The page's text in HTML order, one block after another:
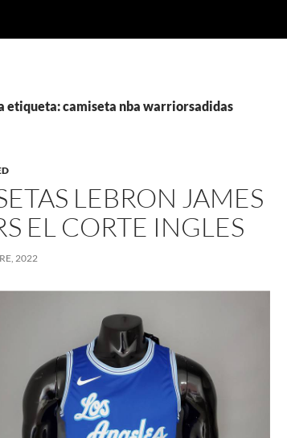
etiqueta: camiseta nba warriorsadidas
LEBRON JAMES
EL CORTE INGLES
2022